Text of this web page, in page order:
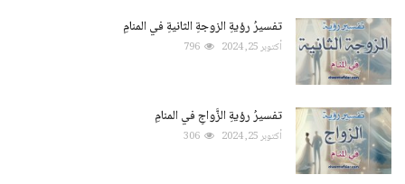
تفسيرُ رؤيةِ الزوجةِ الثانيةِ في المنامِ
أكتوبر 25, 2024 796
تفسيرُ رؤيةِ الزَّواجِ في المنامِ
أكتوبر 25, 2024 306